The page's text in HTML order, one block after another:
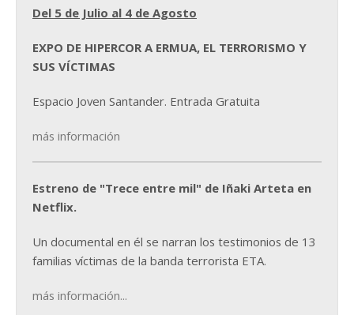
Del 5 de Julio al 4 de Agosto
EXPO DE HIPERCOR A ERMUA, EL TERRORISMO Y
SUS VÍCTIMAS
Espacio Joven Santander. Entrada Gratuita
más información
Estreno de "Trece entre mil" de Iñaki Arteta en
Netflix.
Un documental en él se narran los testimonios de 13
familias víctimas de la banda terrorista ETA.
más información...